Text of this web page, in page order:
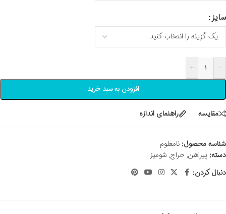
سایز
-
+
افزودن به سبد خرید
مقايسه راهنمای اندازه
شناسه محصول: نامعلوم
دسته: پیراهن,حراج, شومیز
دنبال کردن: